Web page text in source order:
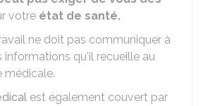
votre état de santé.
ne doit pas communiquer à
informations qu'il recueille au
médicale.
est également couvert par